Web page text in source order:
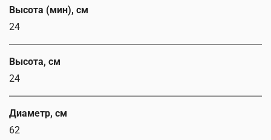
Высота (мин), см
24
Высота, см
24
Диаметр, см
62